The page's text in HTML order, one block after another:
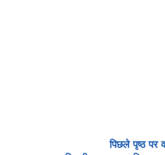
पिछले पृष्ठ पर